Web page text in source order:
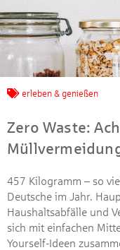
erleben & genießen
Zero Waste:
457 Kilogramm – so
Deutsche im Jahr.
Haushaltsabfälle und
sich mit einfachen
Yourself-Ideen
Jetzt
Machen Sie mit
Dezember
Treffpunkt Gold der
Beantworten
Welches